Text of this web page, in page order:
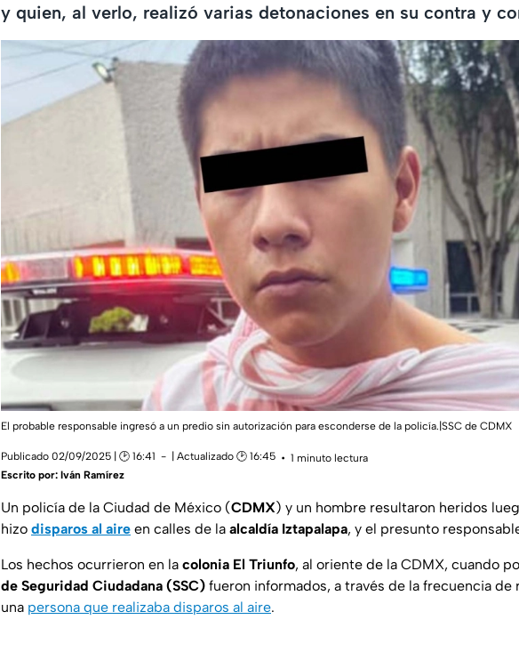
y quien, al verlo, realizó varias detonaciones en su contra y
El probable responsable ingresó a un predio sin autorización para esconderse de la policía.|SSC de CDMX
Publicado 02/09/2025 | 🕑 16:41 | Actualizado 🕑 16:45
1 minuto lectura
Escrito por: Iván Ramírez
Un policía de la Ciudad de México (CDMX) y un hombre resultaron heridos
hizo disparos al aire en calles de la alcaldía Iztapalapa, y el presunto
Los hechos ocurrieron en la colonia El Triunfo, al oriente de la CDMX, cuando
de Seguridad Ciudadana (SSC) fueron informados, a través de la frecuencia
una persona que realizaba disparos al aire.